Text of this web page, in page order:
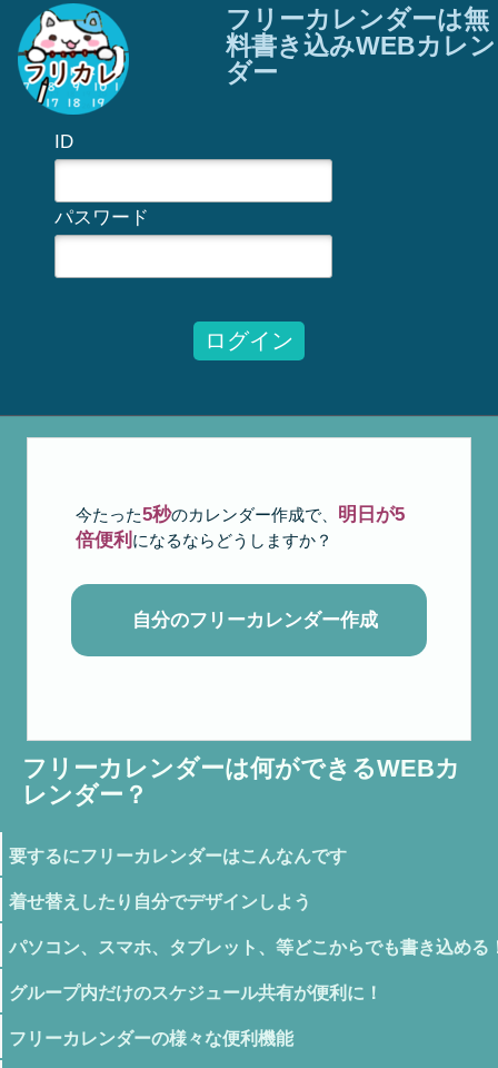
フリーカレンダーは無
料書き込みWEBカレン
ダー
ID
パスワード
ログイン
今たった5秒のカレンダー作成で、 明日が5
倍便利 になるならどうしますか？
自分のフリーカレンダー作成
フリーカレンダーは何ができるWEBカ
レンダー？
要するにフリーカレンダーはこんなんです
着せ替えしたり自分でデザインしよう
パソコン、スマホ、タブレット、等どこからでも書き込める
グループ内だけのスケジュール共有が便利に！
フリーカレンダーの様々な便利機能